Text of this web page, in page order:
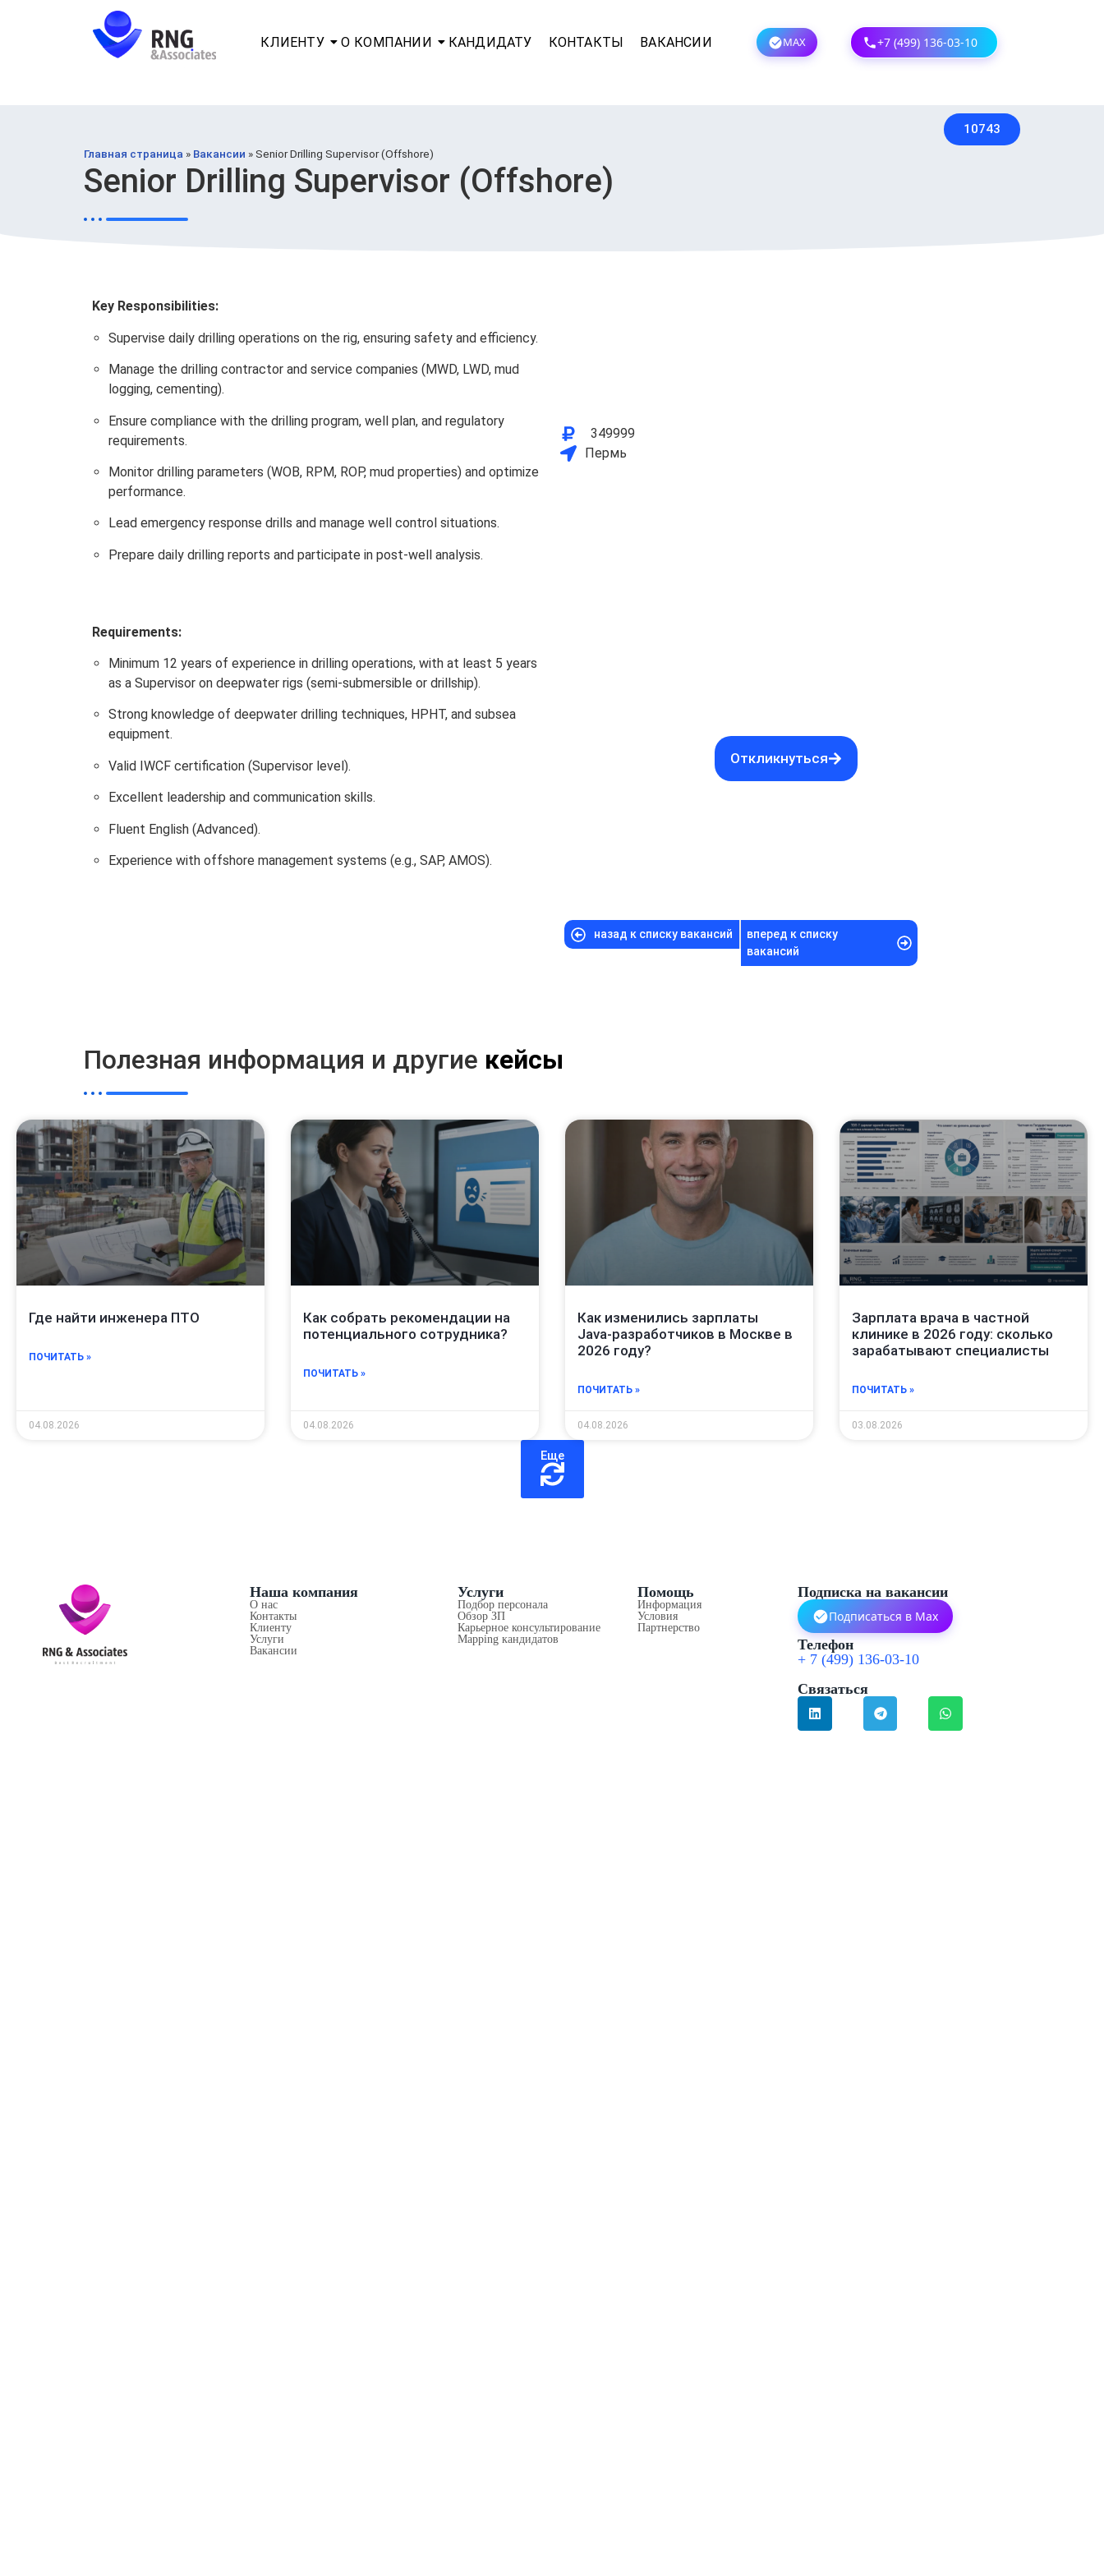
КЛИЕНТУ О КОМПАНИИ КАНДИДАТУ КОНТАКТЫ ВАКАНСИИ MAX +7 (499) 136-03-10
10743
Главная страница » Вакансии »Senior Drilling Supervisor (Offshore)
Senior Drilling Supervisor (Offshore)
Key Responsibilities:
Supervise daily drilling operations on the rig, ensuring safety and efficiency.
Manage the drilling contractor and service companies (MWD, LWD, mud
logging, cementing).
Ensure compliance with the drilling program, well plan, and regulatory
requirements.
Monitor drilling parameters (WOB, RPM, ROP, mud properties) and optimize
performance.
Lead emergency response drills and manage well control situations.
Prepare daily drilling reports and participate in post-well analysis.
Пермь
349999
Requirements:
Minimum 12 years of experience in drilling operations, with at least 5 years
as a Supervisor on deepwater rigs (semi-submersible or drillship).
Strong knowledge of deepwater drilling techniques, HPHT, and subsea
equipment.
Valid IWCF certification (Supervisor level).
Excellent leadership and communication skills.
Fluent English (Advanced).
Experience with offshore management systems (e.g., SAP, AMOS).
Откликнуться
назад к списку вакансий
вперед к списку
вакансий
Полезная информация и другие кейсы
Где найти инженера ПТО
ПОЧИТАТЬ »
04.08.2026
Как собрать рекомендации на
потенциального сотрудника?
ПОЧИТАТЬ »
04.08.2026
Как изменились зарплаты
Java‑разработчиков в Москве в
2026 году?
ПОЧИТАТЬ »
04.08.2026
Зарплата врача в частной
клинике в 2026 году: сколько
зарабатывают специалисты
ПОЧИТАТЬ »
03.08.2026
Еще
Наша компания
О нас
Контакты
Клиенту
Услуги
Вакансии
Услуги
Подбор персонала
Обзор ЗП
Карьерное консультирование
Mapping кандидатов
Помощь
Информация
Условия
Партнерство
Подписка на вакансии
Подписаться в Max
Телефон
+ 7 (499) 136-03-10
Связаться